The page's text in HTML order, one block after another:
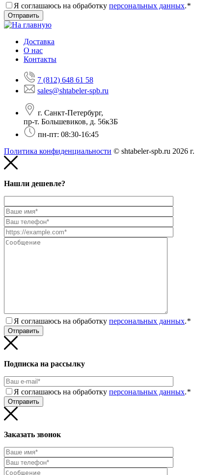
Я соглашаюсь на обработку персональных данных.*
Доставка
О нас
Контакты
7 (812) 648 61 58
sales@shtabeler-spb.ru
г. Санкт-Петербург,
пр-т. Большевиков, д. 56к3Б
пн-пт: 08:30-16:45
Политика конфиденциальности © shtabeler-spb.ru 2026 г.
Нашли дешевле?
Я соглашаюсь на обработку персональных данных.*
Подписка на рассылку
Я соглашаюсь на обработку персональных данных.*
Заказать звонок